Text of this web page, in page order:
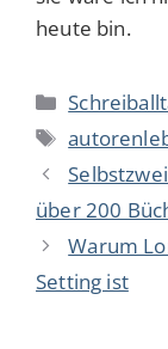
heute bin.
K
a
e
g
o
r
S
c
l
a
g
über 200
Warum
Setting ist